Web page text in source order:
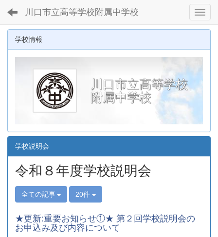
川口市立高等学校附属中学校
学校情報
川口市立高等学校
附属中学校
学校説明会
令和８年度学校説明会
全ての記事 20件
★更新:重要お知らせ①★ 第２回学校説明会の
お申込み及び内容について